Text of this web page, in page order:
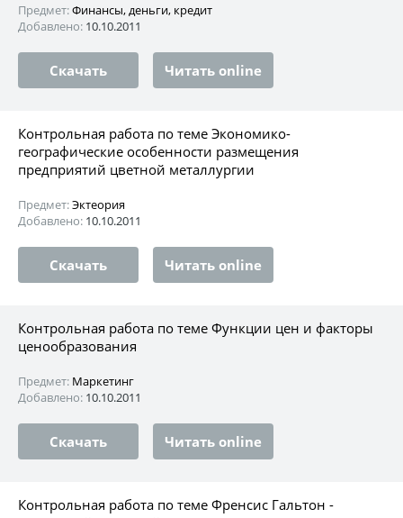
Предмет:Финансы, деньги, кредит
Добавлено: 10.10.2011
Скачать Читать online
Контрольная работа по теме Экономико-
географические особенности размещения
предприятий цветной металлургии
Предмет:Эктеория
Добавлено: 10.10.2011
Скачать Читать online
Контрольная работа по теме Функции цен и факторы
ценообразования
Предмет: Маркетинг
Добавлено: 10.10.2011
Скачать Читать online
Контрольная работа по теме Френсис Гальтон -